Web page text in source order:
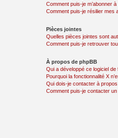
Comment puis-je m’abonner
Comment puis-je résilier mes
Pièces jointes
Quelles pièces jointes sont
Comment puis-je retrouver
À propos de phpBB
Qui a développé ce logiciel
Pourquoi la fonctionnalité X
Qui dois-je contacter à
Comment puis-je contacter